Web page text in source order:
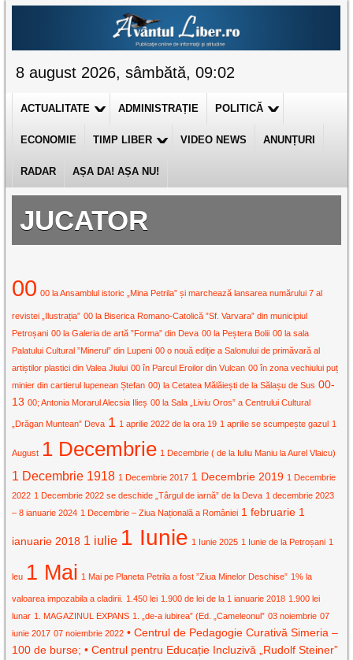
8 august 2026, sâmbătă, 09:02
ACTUALITATE ADMINISTRAȚIE POLITICĂ
ECONOMIE TIMP LIBER VIDEO NEWS ANUNȚURI
RADAR AȘA DA! AȘA NU!
JUCATOR
00 00 la Ansamblul istoric „Mina Petrila” și marchează lansarea numărului 7 al
revistei „Ilustrația” 00 la Biserica Romano-Catolică ”Sf. Varvara” din municipiul
Petroșani 00 la Galeria de artă ”Forma” din Deva 00 la Peștera Bolii 00 la sala
Palatului Cultural ”Minerul” din Lupeni 00 o nouă ediție a Salonului de primăvară al
artiștilor plastici din Valea Jiului 00 în Parcul Eroilor din Vulcan 00 în zona vechiului puț
minier din cartierul lupenean Ștefan 00) la Cetatea Mălăiești de la Sălașu de Sus 00-
13 00; Antonia Morarul Alecsia Ilieș 00 la Sala „Liviu Oros” a Centrului Cultural
„Drăgan Muntean” Deva 1 1 aprilie 2022 de la ora 19 1 aprilie se scumpește gazul 1
August 1 Decembrie 1 Decembrie ( de la Iuliu Maniu la Aurel Vlaicu)
1 Decembrie 1918 1 Decembrie 2017 1 Decembrie 2019 1 Decembrie
2022 1 Decembrie 2022 se deschide „Târgul de iarnă” de la Deva 1 decembrie 2023
– 8 ianuarie 2024 1 Decembrie – Ziua Națională a României 1 februarie 1
ianuarie 2018 1 iulie 1 Iunie 1 Iunie 2025 1 Iunie de la Petroșani 1
leu 1 Mai 1 Mai pe Planeta Petrila a fost ”Ziua Minelor Deschise” 1% la
valoarea impozabila a cladirii. 1.450 lei 1.900 de lei de la 1 ianuarie 2018 1.900 lei
lunar 1. MAGAZINUL EXPANS 1. „de-a iubirea” (Ed. „Cameleonul” 03 noiembrie 07
iunie 2017 07 noiembrie 2022 • Centrul de Pedagogie Curativă Simeria –
100 de burse; • Centrul pentru Educație Incluzivă „Rudolf Steiner”